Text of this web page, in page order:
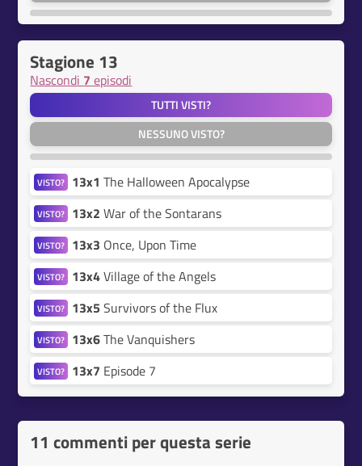
Stagione 13
Nascondi 7 episodi
TUTTI VISTI?
NESSUNO VISTO?
VISTO? 13x1 The Halloween Apocalypse
VISTO? 13x2 War of the Sontarans
VISTO? 13x3 Once, Upon Time
VISTO? 13x4Village of the Angels
VISTO? 13x5 Survivors of the Flux
VISTO? 13x6The Vanquishers
VISTO? 13x7 Episode 7
11 commenti per questa serie